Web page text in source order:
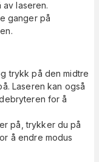
laseren.
ganger på
trykk på den midtre
Laseren kan også
for å
på, trykker du på
å endre modus